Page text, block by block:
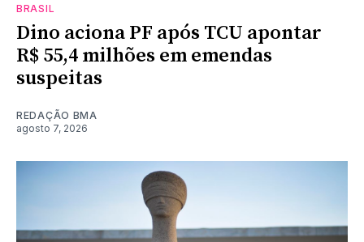
BRASIL
Dino aciona PF após TCU apontar
R$ 55,4 milhões em emendas
suspeitas
REDAÇÃO BMA
agosto 7, 2026